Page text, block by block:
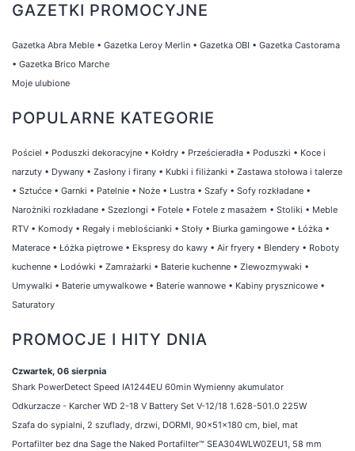
GAZETKI PROMOCYJNE
Gazetka Abra Meble • Gazetka Leroy Merlin • Gazetka OBI • Gazetka Castorama
• Gazetka Brico Marche
Moje ulubione
POPULARNE KATEGORIE
Pościel • Poduszki dekoracyjne • Kołdry • Prześcieradła • Poduszki • Koce i
narzuty • Dywany • Zasłony i firany • Kubki i filiżanki • Zastawa stołowa i talerze
• Sztućce • Garnki • Patelnie • Noże • Lustra • Szafy • Sofy rozkładane •
Narożniki rozkładane • Szezlongi • Fotele • Fotele z masażem • Stoliki • Meble
RTV • Komody • Regały i meblościanki • Stoły • Biurka gamingowe • Łóżka •
Materace • Łóżka piętrowe • Ekspresy do kawy • Air fryery • Blendery • Roboty
kuchenne • Lodówki • Zamrażarki • Baterie kuchenne • Zlewozmywaki •
Umywalki • Baterie umywalkowe • Baterie wannowe • Kabiny prysznicowe •
Saturatory
PROMOCJE I HITY DNIA
Czwartek, 06 sierpnia
Shark PowerDetect Speed IA1244EU 60min Wymienny akumulator
Odkurzacze - Karcher WD 2-18 V Battery Set V-12/18 1.628-501.0 225W
Szafa do sypialni, 2 szuflady, drzwi, DORMI, 90x51x180 cm, biel, mat
Portafilter bez dna Sage the Naked Portafilter™ SEA304WLW0ZEU1, 58 mm